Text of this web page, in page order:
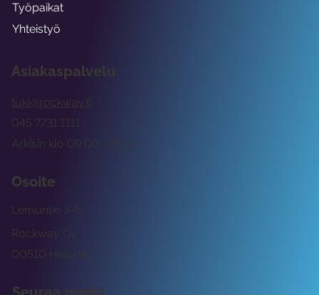
Asiakaspalvelu
tuki@rockway.fi
Arkisin klo 09:00 -15:00
045 7731 1111
Osoite
Rockway Oy
Lemuntie 3-5
00510 Helsinki
Työpaikat
Yhteistyö